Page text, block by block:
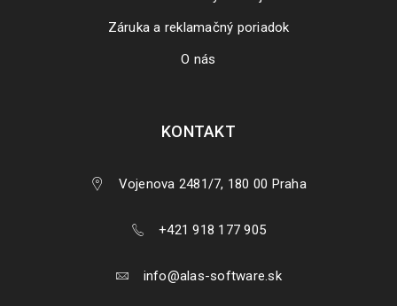
Záruka a reklamačný poriadok
O nás
KONTAKT
Vojenova 2481/7, 180 00 Praha
+421 918 177 905
info@alas-software.sk